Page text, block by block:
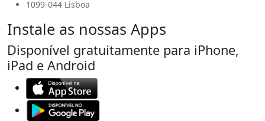
1099-044 Lisboa
Instale as nossas Apps
Disponível gratuitamente para iPhone,
iPad e Android